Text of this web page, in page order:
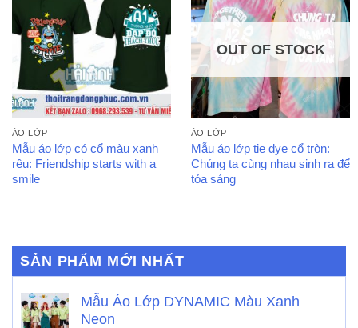
ÁO LỚP
Mẫu áo lớp có cổ màu xanh
rêu: Friendship starts with a
smile
OUT OF STOCK
ÁO LỚP
Mẫu áo lớp tie dye cổ tròn:
Chúng ta cùng nhau sinh ra để
tỏa sáng
SẢN PHẨM MỚI NHẤT
Mẫu Áo Lớp DYNAMIC Màu Xanh
Neon